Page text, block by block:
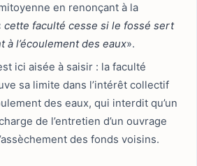
en renonçant à la
cette faculté cesse si le fossé sert
à l’écoulement des eaux».
ici aisée à saisir : la faculté
sa limite dans l’intérêt collectif
des eaux, qui interdit qu’un
de l’entretien d’un ouvrage
des fonds voisins.